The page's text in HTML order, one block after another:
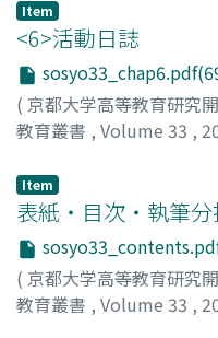
Item
<6>活動日誌
( 京都大学高等教育研究
教育叢書 , Volume 33 ,
Item
表紙・目次・執筆
( 京都大学高等教育研究
教育叢書 , Volume 33 ,